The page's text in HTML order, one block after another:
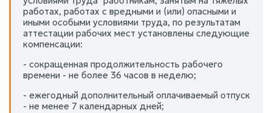
работах, работах с вредными и (или) опасными и
иными особыми условиями труда, по результатам
аттестации рабочих мест установлены следующие
компенсации:
- сокращенная продолжительность рабочего
времени - не более 36 часов в неделю;
- ежегодный дополнительный оплачиваемый отпуск
- не менее 7 календарных дней;